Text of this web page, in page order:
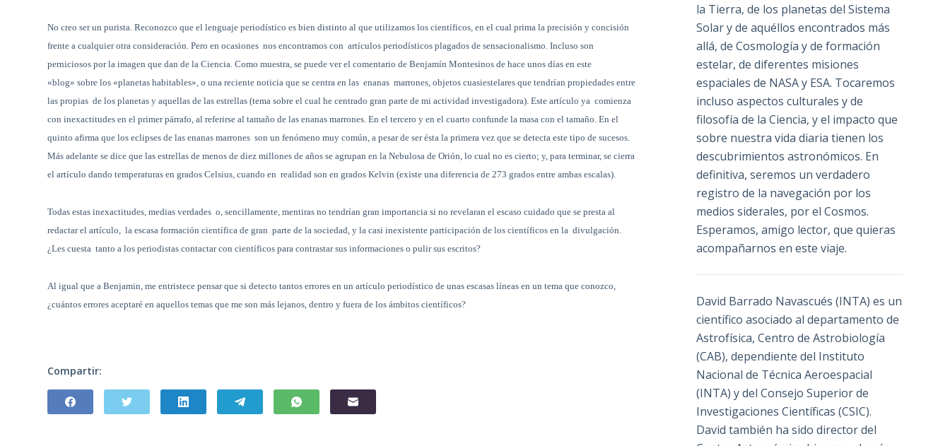
No creo ser un purista. Reconozco que el lenguaje periodístico es bien distinto al que utilizamos los científicos, en el cual prima la precisión y concisión
frente a cualquier otra consideración. Pero en ocasiones nos encontramos con artículos periodísticos plagados de sensacionalismo. Incluso son
perniciosos por la imagen que dan de la Ciencia. Como muestra, se puede ver el comentario de Benjamín Montesinos de hace unos días en este
«blog» sobre los «planetas habitables», o una reciente noticia que se centra en las enanas marrones, objetos cuasiestelares que tendrían propiedades entre
las propias de los planetas y aquellas de las estrellas (tema sobre el cual he centrado gran parte de mi actividad investigadora). Este artículo ya comienza
con inexactitudes en el primer párrafo, al referirse al tamaño de las enanas marrones. En el tercero y en el cuarto confunde la masa con el tamaño. En el
quinto afirma que los eclipses de las enanas marrones son un fenómeno muy común, a pesar de ser ésta la primera vez que se detecta este tipo de sucesos.
Más adelante se dice que las estrellas de menos de diez millones de años se agrupan en la Nebulosa de Orión, lo cual no es cierto; y, para terminar, se cierra
el artículo dando temperaturas en grados Celsius, cuando en realidad son en grados Kelvin (existe una diferencia de 273 grados entre ambas escalas).
Todas estas inexactitudes, medias verdades o, sencillamente, mentiras no tendrían gran importancia si no revelaran el escaso cuidado que se presta al
redactar el artículo, la escasa formación científica de gran parte de la sociedad, y la casi inexistente participación de los científicos en la divulgación.
¿Les cuesta tanto a los periodistas contactar con científicos para contrastar sus informaciones o pulir sus escritos?
Al igual que a Benjamin, me entristece pensar que si detecto tantos errores en un artículo periodístico de unas escasas líneas en un tema que conozco,
¿cuántos errores aceptaré en aquellos temas que me son más lejanos, dentro y fuera de los ámbitos científicos?
Compartir:
la Tierra, de los planetas del Sistema
Solar y de aquéllos encontrados más
allá, de Cosmología y de formación
estelar, de diferentes misiones
espaciales de NASA y ESA. Tocaremos
incluso aspectos culturales y de
filosofía de la Ciencia, y el impacto que
sobre nuestra vida diaria tienen los
descubrimientos astronómicos. En
definitiva, seremos un verdadero
registro de la navegación por los
medios siderales, por el Cosmos.
Esperamos, amigo lector, que quieras
acompañarnos en este viaje.
David Barrado Navascués (INTA) es un
científico asociado al departamento de
Astrofísica, Centro de Astrobiología
(CAB), dependiente del Instituto
Nacional de Técnica Aeroespacial
(INTA) y del Consejo Superior de
Investigaciones Científicas (CSIC).
David también ha sido director del